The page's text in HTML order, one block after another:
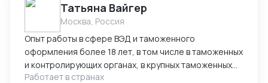
Татьяна Вайгер
Москва, Россия
Опыт работы в сфере ВЭД и таможенного
оформления более 18 лет, в том числе в таможенных
и контролирующих органах, в крупных таможенных
представителях. Сопровождение полного цикла
Работает в странах